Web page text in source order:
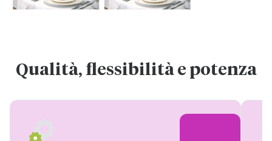
Qualità, flessibilità e potenza